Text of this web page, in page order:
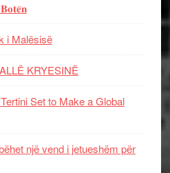
i Malësisë
KRYESINË
Set to Make a Global
një vend i jetueshëm për